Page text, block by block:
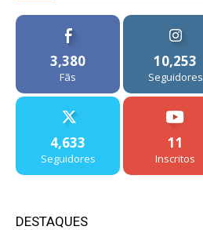
3,380
Fãs
10,253
Seguidores
4,633
Seguidores
11
Inscritos
DESTAQUES